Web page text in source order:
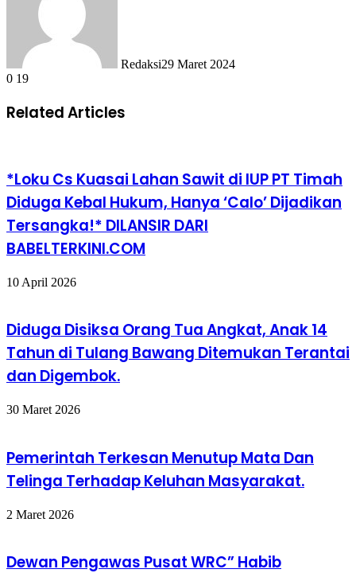
Redaksi29 Maret 2024
0 19
Related Articles
*Loku Cs Kuasai Lahan Sawit di IUP PT Timah
Diduga Kebal Hukum, Hanya ‘Calo’ Dijadikan
Tersangka!* DILANSIR DARI
BABELTERKINI.COM
10 April 2026
Diduga Disiksa Orang Tua Angkat, Anak 14
Tahun di Tulang Bawang Ditemukan Terantai
dan Digembok.
30 Maret 2026
Pemerintah Terkesan Menutup Mata Dan
Telinga Terhadap Keluhan Masyarakat.
2 Maret 2026
Dewan Pengawas Pusat WRC” Habib